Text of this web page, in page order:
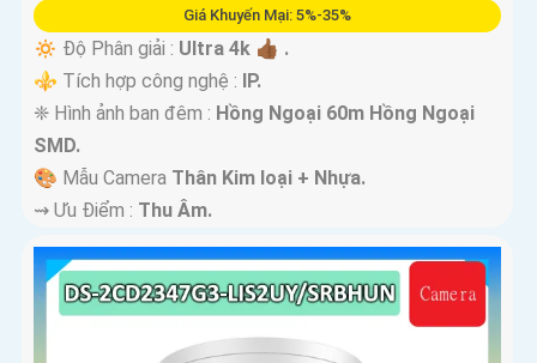
Giá Khuyến Mại: 5%-35%
🔅 Độ Phân giải : Ultra 4k 👍🏾 .
⚜️ Tích hợp công nghệ : IP.
❈ Hình ảnh ban đêm : Hồng Ngoại 60m Hồng Ngoại
SMD.
🎨 Mẫu Camera Thân Kim loại + Nhựa.
️⇝ Ưu Điểm : Thu Âm.